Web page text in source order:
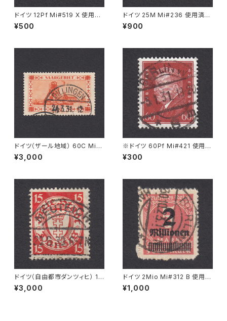
ドイツ 12Pf Mi#519 X 使用済
み切手｜WESERMÜNDE-GE
ESTEMÜNDE 11.11.1939
¥500
ドイツ 25M Mi#236 使用済み
切手｜BRESLAU 8.6.1923
¥900
ドイツ（ザール地域） 60C Mi#1
43 使用済み切手｜DILLINGE
N 24.3.1931
¥3,000
※ドイツ 60Pf Mi#421 使用済
み切手｜BERLIN 5.1.1931
¥300
ドイツ（自由都市ダンツィヒ） 15
Pf Mi#214 使用済み切手｜NE
UTEICH 20.6.1930
¥3,000
ドイツ 2Mio Mi#312 B 使用済
み切手｜BERLIN 30.10.1923
¥1,000